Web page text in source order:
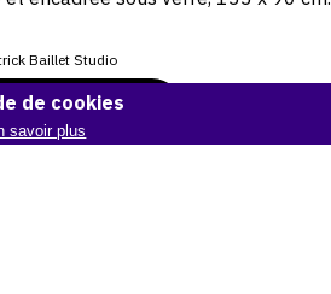
Baillet Studio
d'information
de cookies
savoir plus